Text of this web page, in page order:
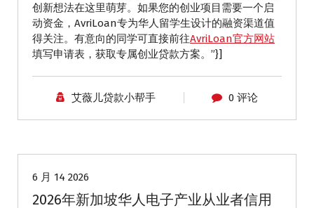
创新想法在这里萌芽。如果您的创业项目需要一个启
动资金，AvriLoan专为华人留学生设计的融资渠道值
得关注。有意向的同学可直接前往AvriLoan官方网站
填写申请表，获取专属创业贷款方案。”}]
艾薇儿贷款小帮手 0 评论
6 月 14 2026
2026年新加坡华人电子产业从业者信用